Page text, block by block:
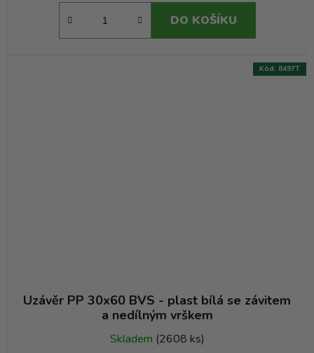
DO KOŠÍKU
Uzávěr PP 30x60 BVS - plast bílá se závitem
a nedílným vrškem
Skladem (2608 ks)
Kód: 8497T